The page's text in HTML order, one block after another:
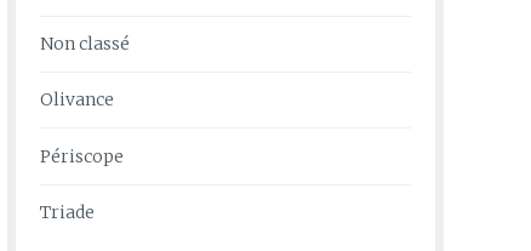
Non classé
Olivance
Périscope
Triade